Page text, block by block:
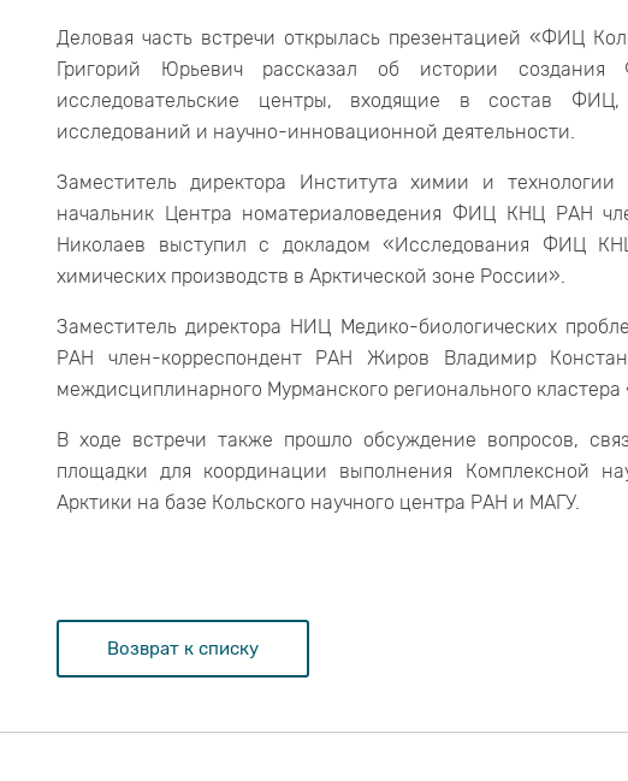
Деловая часть встречи открылась презентацией «ФИЦ
Григорий Юрьевич рассказал об истории
исследовательские центры, входящие в состав
исследований и научно-инновационной деятельности.
Заместитель директора Института химии и
начальник Центра номатериаловедения ФИЦ КНЦ РАН
Николаев выступил с докладом «Исследования ФИЦ
химических производств в Арктической зоне России».
Заместитель директора НИЦ Медико-биологических
РАН член-корреспондент РАН Жиров Владимир
междисциплинарного Мурманского регионального
В ходе встречи также прошло обсуждение вопросов,
площадки для координации выполнения Комплексной
Арктики на базе Кольского научного центра РАН и МАГУ.
Возврат к списку